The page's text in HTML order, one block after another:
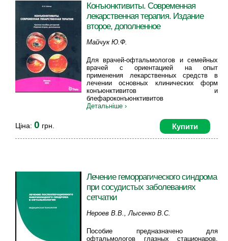
Конъюнктивиты. Современная
лекарственная терапия. Издание
второе, дополненное
Майчук Ю.Ф.
Для врачей-офтальмологов и семейных
врачей с ориентацией на опыт
применения лекарственных средств в
лечении основных клинических форм
конъюнктивитов и
блефароконъюнктивитов
Детальніше ›
Купити
Ціна: 0 грн.
Лечение геморрагического синдрома
при сосудистых заболеваниях
сетчатки
Нероев В.В., Лысенко В.С.
Пособие предназначено для
офтальмологов глазных стационаров,